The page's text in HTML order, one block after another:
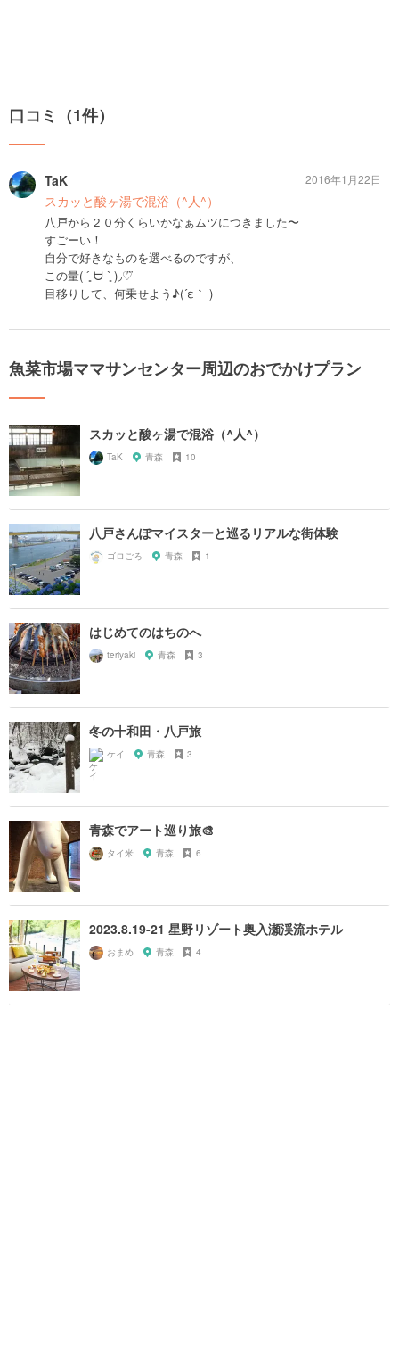
口コミ（1件）
TaK
スカッと酸ヶ湯で混浴（^人^）
八戸から２０分くらいかなぁムツにつきました〜
すごーい！
自分で好きなものを選べるのですが、
この量( ´͈ ᗨ `͈ )◞♡⃛
目移りして、何乗せよう♪(´ε｀ )
2016年1月22日
魚菜市場ママサンセンター周辺のおでかけプラン
スカッと酸ヶ湯で混浴（^人^）
TaK 青森 10
八戸さんぽマイスターと巡るリアルな街体験
ゴロごろ 青森 1
はじめてのはちのへ
teriyaki 青森 3
冬の十和田・八戸旅
ケイ 青森 3
青森でアート巡り旅🎨
タイ米 青森 6
2023.8.19-21 星野リゾート奥入瀬渓流ホテル
おまめ 青森 4